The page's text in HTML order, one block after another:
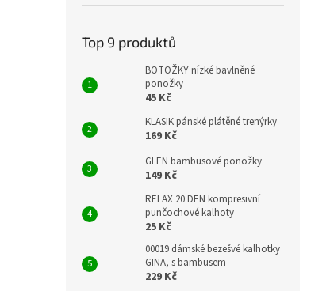
Top 9 produktů
BOTOŽKY nízké bavlněné
ponožky
45 Kč
KLASIK pánské plátěné trenýrky
169 Kč
GLEN bambusové ponožky
149 Kč
RELAX 20 DEN kompresivní
punčochové kalhoty
25 Kč
00019 dámské bezešvé kalhotky
GINA, s bambusem
229 Kč